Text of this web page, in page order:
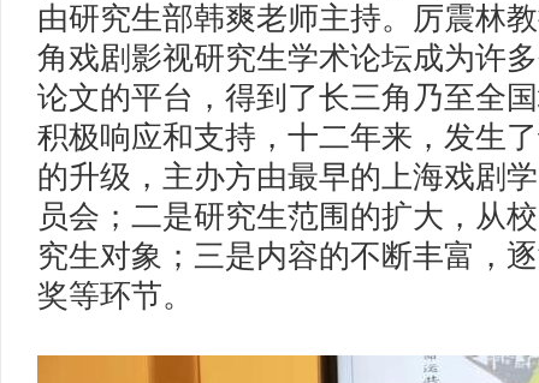
由研究生部韩爽老师主持。厉震林
角戏剧影视研究生学术论坛成为许
论文的平台，得到了长三角乃至全
积极响应和支持，十二年来，发生
的升级，主办方由最早的上海戏剧
员会；二是研究生范围的扩大，从
究生对象；三是内容的不断丰富，
奖等环节。